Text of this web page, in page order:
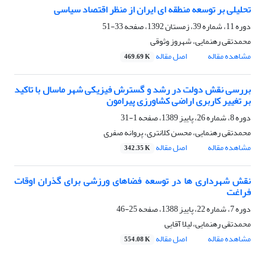
تحلیلی بر توسعه منطقه ای ایران از منظر اقتصاد سیاسی
دوره 11، شماره 39، زمستان 1392، صفحه
33-51
محمدتقی رهنمایی، شهروز وثوقی
مشاهده مقاله
اصل مقاله 469.69 K
بررسی نقش دولت در رشد و گسترش فیزیکی شهر ماسال با تاکید
بر تغییر کاربری اراضی کشاورزی پیرامون
دوره 8، شماره 26، پاییز 1389، صفحه
1-31
محمدتقی رهنمایی، محسن کلانتری، پروانه صفری
مشاهده مقاله
اصل مقاله 342.35 K
نقش شهرداری ها در توسعه فضاهای ورزشی برای گذران اوقات
فراغت
دوره 7، شماره 22، پاییز 1388، صفحه
25-46
محمدتقی رهنمایی، لیلا آقایی
مشاهده مقاله
اصل مقاله 554.08 K